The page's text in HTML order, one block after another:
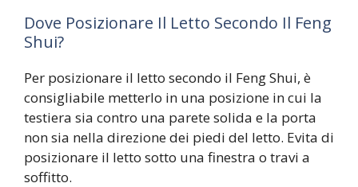
Dove Posizionare Il Letto Secondo Il Feng
Shui?
Per posizionare il letto secondo il Feng Shui, è
consigliabile metterlo in una posizione in cui la
testiera sia contro una parete solida e la porta
non sia nella direzione dei piedi del letto. Evita di
posizionare il letto sotto una finestra o travi a
soffitto.